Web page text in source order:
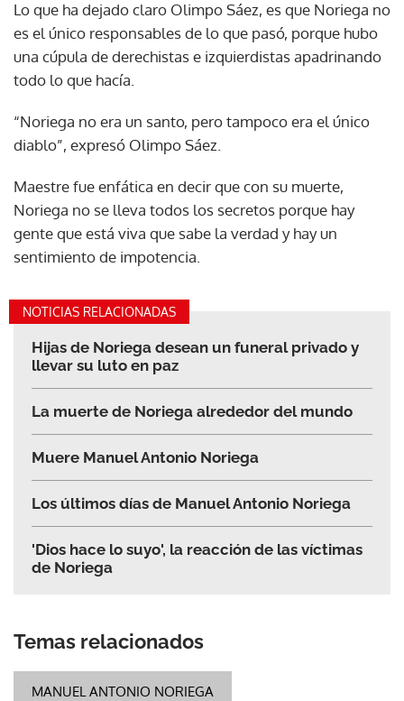
Lo que ha dejado claro Olimpo Sáez, es que Noriega no
es el único responsables de lo que pasó, porque hubo
una cúpula de derechistas e izquierdistas apadrinando
todo lo que hacía.
“Noriega no era un santo, pero tampoco era el único
diablo”, expresó Olimpo Sáez.
Maestre fue enfática en decir que con su muerte,
Noriega no se lleva todos los secretos porque hay
gente que está viva que sabe la verdad y hay un
sentimiento de impotencia.
NOTICIAS RELACIONADAS
Hijas de Noriega desean un funeral privado y
llevar su luto en paz
La muerte de Noriega alrededor del mundo
Muere Manuel Antonio Noriega
Los últimos días de Manuel Antonio Noriega
'Dios hace lo suyo', la reacción de las víctimas
de Noriega
Temas relacionados
MANUEL ANTONIO NORIEGA